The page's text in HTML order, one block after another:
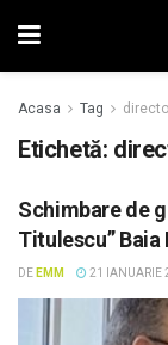
Acasa Tag
Etichetă:
Schimbare de
Titulescu” Baia
DE EMM 21 IANUARIE